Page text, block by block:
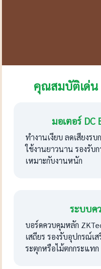
คุณสมบัติเด่น
มอเตอร์ DC
ทำงานเงียบ ลดเสียงร
ใช้งานยาวนาน รองรับ
เหมาะกับงานหนัก
ระบบค
บอร์ดควบคุมหลัก
เสถียร รองรับอุปกรณ์เ
ระตุกหรือไม้ตกกระแทก